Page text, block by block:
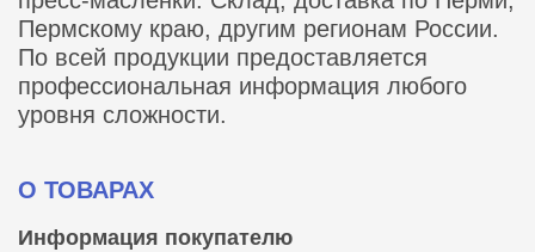
Пермскому краю, другим регионам России.
По всей продукции предоставляется
профессиональная информация любого
уровня сложности.
О ТОВАРАХ
Информация покупателю